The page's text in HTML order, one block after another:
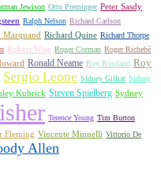
Jewison Otto Preminger Peter Sasdy
Ralph Nelson Richard Carlson
Marquand Richard Quine Richard Thorpe
Robert Wise Roger Corman Roger Richebé
Ronald Neame Roy Rowland Roy
Sergio Leone Sidney Gilliat Sidney
Kubrick Steven Spielberg Sydney
Terence Young Tim Burton
Fleming Vincente Minnelli Vittorio De
Allen